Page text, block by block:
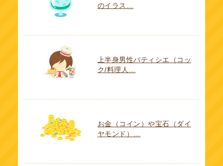
のイラス…
上半身男性パティシエ（コッ
ク/料理人…
お金（コイン）や宝石（ダイ
ヤモンド）…